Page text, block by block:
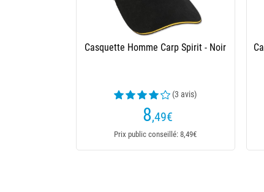
Casquette Homme Carp Spirit - Noir
(3 avis)
8,49€
Prix public conseillé: 8,49€